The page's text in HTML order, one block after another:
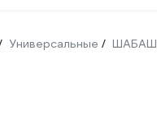
Универсальные /